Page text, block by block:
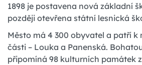
1898 je postavena nová základní
později otevřena státní lesnická
Město má 4 300 obyvatel a patří k
části – Louka a Panenská.
připomíná 98 kulturních památek